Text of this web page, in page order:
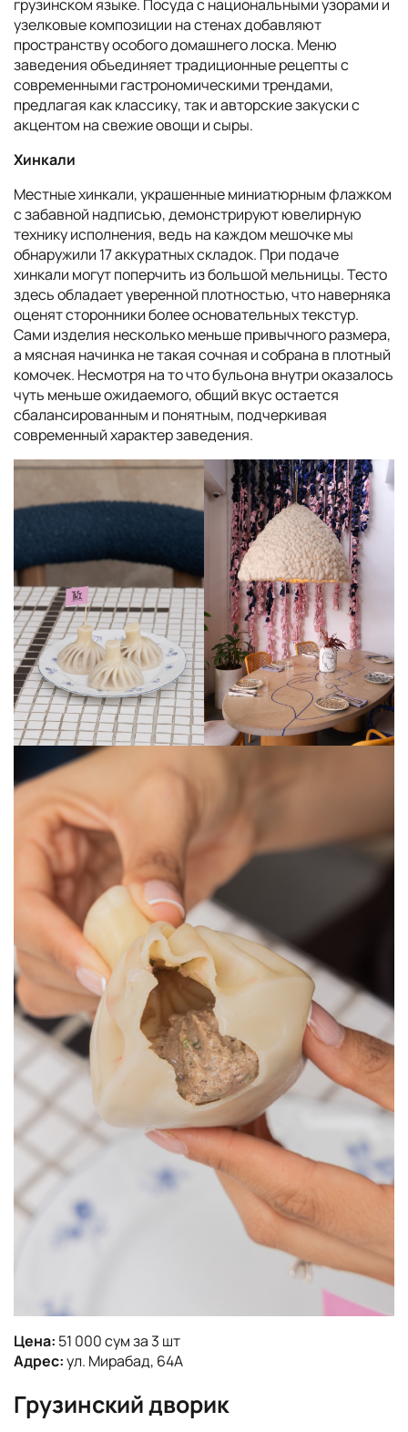
грузинском языке. Посуда с национальными узорами и
узелковые композиции на стенах добавляют
пространству особого домашнего лоска. Меню
заведения объединяет традиционные рецепты с
современными гастрономическими трендами,
предлагая как классику, так и авторские закуски с
акцентом на свежие овощи и сыры.
Хинкали
Местные хинкали, украшенные миниатюрным флажком
с забавной надписью, демонстрируют ювелирную
технику исполнения, ведь на каждом мешочке мы
обнаружили 17 аккуратных складок. При подаче
хинкали могут поперчить из большой мельницы. Тесто
здесь обладает уверенной плотностью, что наверняка
оценят сторонники более основательных текстур.
Сами изделия несколько меньше привычного размера,
а мясная начинка не такая сочная и собрана в плотный
комочек. Несмотря на то что бульона внутри оказалось
чуть меньше ожидаемого, общий вкус остается
сбалансированным и понятным, подчеркивая
современный характер заведения.
Цена: 51 000 сум за 3 шт
Адрес:ул. Мирабад, 64А
Грузинский дворик